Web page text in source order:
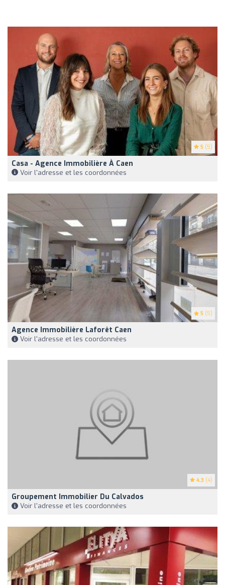
5 (5)
Casa - Agence Immobilière À Caen
Voir l'adresse et les coordonnées
5 (5)
Agence Immobilière Laforêt Caen
Voir l'adresse et les coordonnées
4.3 (4)
Groupement Immobilier Du Calvados
Voir l'adresse et les coordonnées